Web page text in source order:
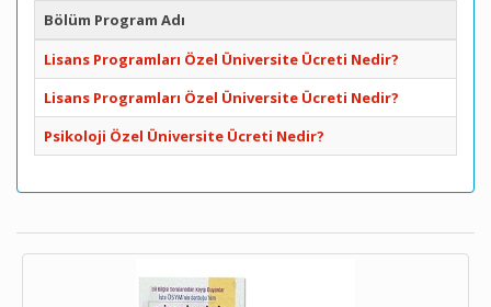
Bölüm Program Adı
Lisans Programları Özel Üniversite Ücreti Nedir?
Lisans Programları Özel Üniversite Ücreti Nedir?
Psikoloji Özel Üniversite Ücreti Nedir?